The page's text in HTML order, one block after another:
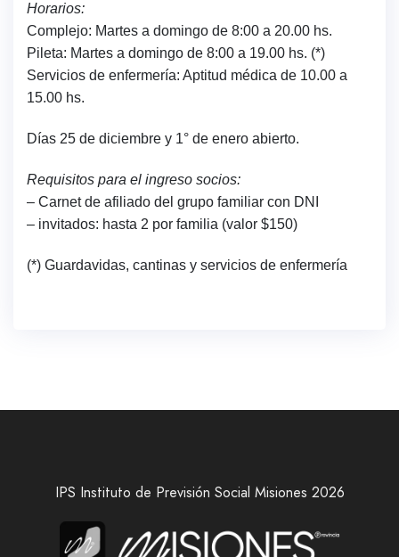
Horarios:
Complejo: Martes a domingo de 8:00 a 20.00 hs.
Pileta: Martes a domingo de 8:00 a 19.00 hs. (*)
Servicios de enfermería: Aptitud médica de 10.00 a
15.00 hs.
Días 25 de diciembre y 1° de enero abierto.
Requisitos para el ingreso socios:
– Carnet de afiliado del grupo familiar con DNI
– invitados: hasta 2 por familia (valor $150)
(*) Guardavidas, cantinas y servicios de enfermería
IPS Instituto de Previsión Social Misiones 2026